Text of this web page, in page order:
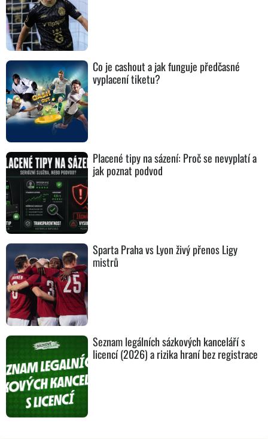
Co je cashout a jak funguje předčasné
vyplacení tiketu?
Placené tipy na sázení: Proč se nevyplatí a
jak poznat podvod
Sparta Praha vs Lyon živý přenos Ligy
mistrů
Seznam legálních sázkových kanceláří s
licencí (2026) a rizika hraní bez registrace